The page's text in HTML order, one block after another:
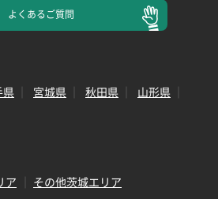
よくあるご質問
県 宮城県 秋田県
山形県
ア
その他茨城エリア